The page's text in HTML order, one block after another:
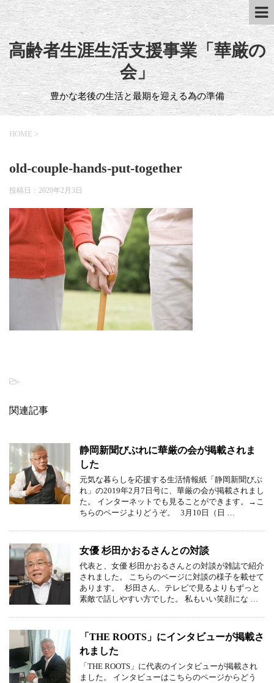
高齢者生涯生活支援事業「華厳の
会」
豊かな老後の生活と最期を迎える為の準備
HOME >
old-couple-hands-put-together
投稿日： 2020年2月3日
-
関連記事
静岡新聞びぶれに華厳の会が掲載されま
した
元気な暮らしを応援する生活情報紙「静岡新聞びぶ
れ」の2019年2月7日号に、華厳の会が掲載されまし
た。 インターネットでも見ることができます。→こ
ちらのページよりどうぞ。 3月10日（日 …
女優 杉田かおるさんとの対談
代表と、女優 杉田かおるさんとの対談が雑誌で紹介
されました。 こちらのページに対談の様子を載せて
あります。 杉田さん、テレビで見るよりもずっと
素敵で話しやすい方でした。 私もいい笑顔にな …
「THE ROOTS」にインタビューが掲載さ
れました
「THE ROOTS」に代表のインタビューが掲載され
ました。 インタビューはこちらのページからどう